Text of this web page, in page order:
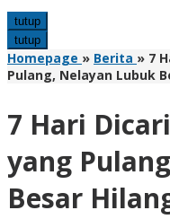
tutup
tutup
Homepage » Berita » 7
Pulang, Nelayan Lubuk
7 Hari
yang
Besar